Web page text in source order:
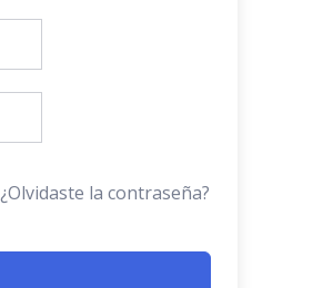
¿Olvidaste la contraseña?